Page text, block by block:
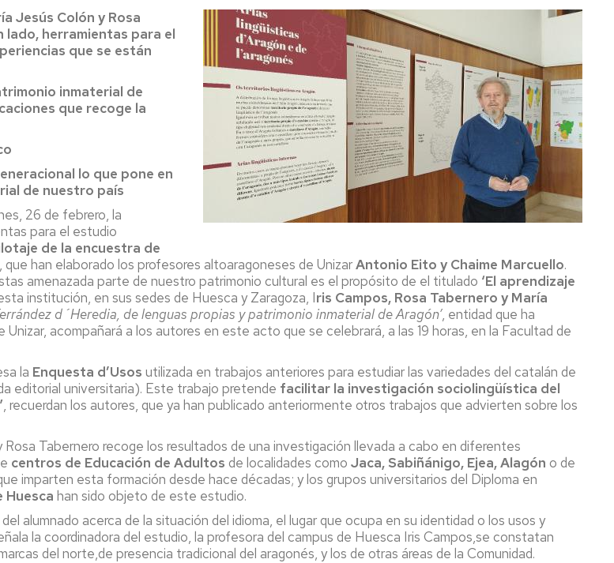
Alto
Aragón
naturales
Cultura
para
jóvenes
Jesús Colón y Rosa
herramientas para el
que se están
inmaterial de
que recoge la
lo que pone en
de nuestro país
26 de febrero, la
para el estudio
de la encuestra de
, que han elaborado los profesores altoaragoneses de UnizarAntonio Eito y Chaime Marcuello.
amenazada parte de nuestro patrimonio cultural es el propósito de el titulado ‘El aprendizaje
institución, en sus sedes de Huesca y Zaragoza, Iris Campos, Rosa Tabernero y María
d´Heredia, de lenguas propias y patrimonio inmaterial de Aragón’, entidad que ha
acompañará a los autores en este acto que se celebrará, a las 19 horas, en la Facultad de
la Enquesta d’Usos utilizada en trabajos anteriores para estudiar las variedades del catalán de
editorial universitaria). Este trabajo pretende facilitar la investigación sociolingüística del
, recuerdan los autores, que ya han publicado anteriormente otros trabajos que advierten sobre los
Tabernero recoge los resultados de una investigación llevada a cabo en diferentes
centros de Educación de Adultos de localidades como Jaca, Sabiñánigo, Ejea, Alagón o de
imparten esta formación desde hace décadas; y los grupos universitarios del Diploma en
Huesca han sido objeto de este estudio.
alumnado acerca de la situación del idioma, el lugar que ocupa en su identidad o los usos y
la coordinadora del estudio, la profesora del campus de Huesca Iris Campos,se constatan
del norte,de presencia tradicional del aragonés, y los de otras áreas de la Comunidad.